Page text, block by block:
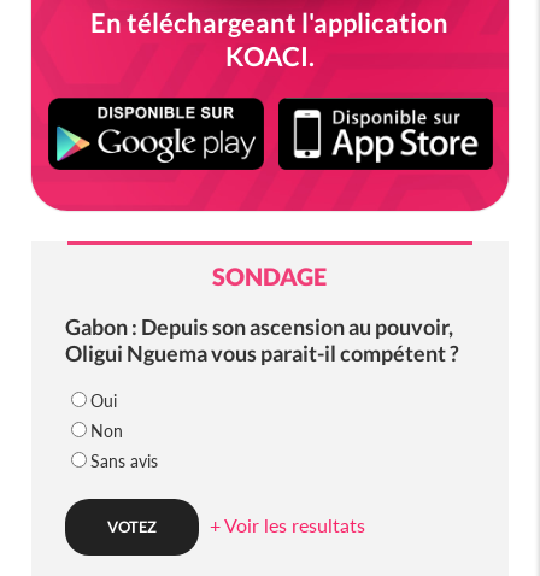
En téléchargeant l'application
KOACI.
SONDAGE
Gabon : Depuis son ascension au pouvoir,
Oligui Nguema vous parait-il compétent ?
Oui
Non
Sans avis
+ Voir les resultats